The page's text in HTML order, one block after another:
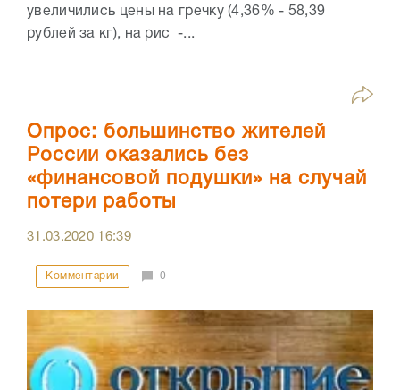
увеличились цены на гречку (4,36% - 58,39
рублей за кг), на рис -...
Опрос: большинство жителей
России оказались без
«финансовой подушки» на случай
потери работы
31.03.2020 16:39
Комментарии 0